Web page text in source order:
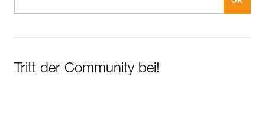
Tritt der Community bei!